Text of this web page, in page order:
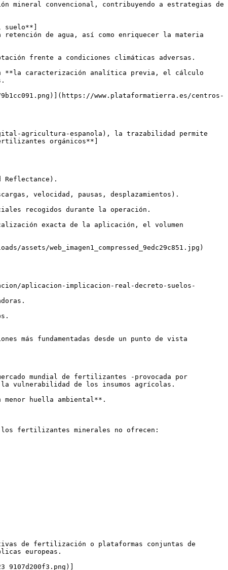
convencional, contribuyendo a estrategias de
suelo**]
de agua, así como enriquecer la materia
frente a condiciones climáticas adversas.
**la caracterización analítica previa, el cálculo
www.plataformatierra.es/centros-
agricultura-espanola), la trazabilidad permite
orgánicos**]
Reflectance).
velocidad, pausas, desplazamientos).
recogidos durante la operación.
exacta de la aplicación, el volumen
web_imagen1_compressed_9edc29c851.jpg)
aplicacion-implicacion-real-decreto-suelos-
más fundamentadas desde un punto de vista
mundial de fertilizantes -provocada por
vulnerabilidad de los insumos agrícolas.
huella ambiental**.
los fertilizantes minerales no ofrecen:
de fertilización o plataformas conjuntas de
europeas.